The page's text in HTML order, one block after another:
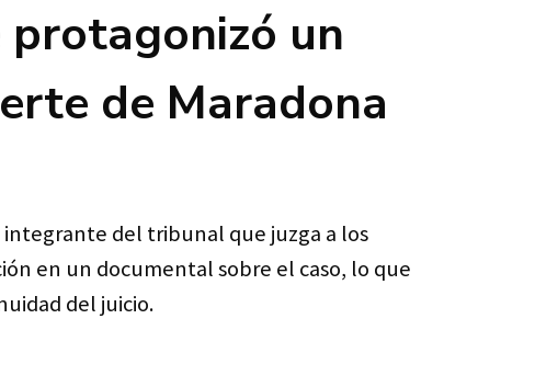
protagonizó un
de Maradona
integrante del tribunal que juzga a los
en un documental sobre el caso, lo que
del juicio.